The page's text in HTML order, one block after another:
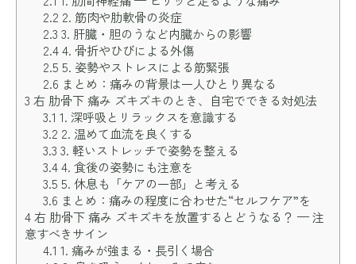
2.2 2. 筋肉や肋軟骨の炎症
2.3 3. 肝臓・胆のうなど内臓からの影響
2.44. 骨折やひびによる外傷
2.5 5. 姿勢やストレスによる筋緊張
2.6 まとめ：痛みの背景は一人ひとり異なる
3 右 肋骨下 痛み ズキズキのとき、自宅でできる対処法
3.1 1. 深呼吸とリラックスを意識する
3.2 2. 温めて血流を良くする
3.3 3. 軽いストレッチで姿勢を整える
3.44. 食後の姿勢にも注意を
3.5 5. 休息も「ケアの一部」と考える
3.6 まとめ：痛みの程度に合わせた“セルフケア”を
4右 肋骨下 痛み ズキズキを放置するとどうなる？ — 注
意すべきサイン
4.1 1. 痛みが強まる・長引く場合